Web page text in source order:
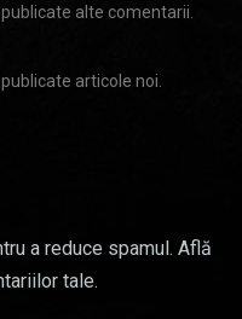
alte comentarii.
articole noi.
a reduce spamul. Află
tale.